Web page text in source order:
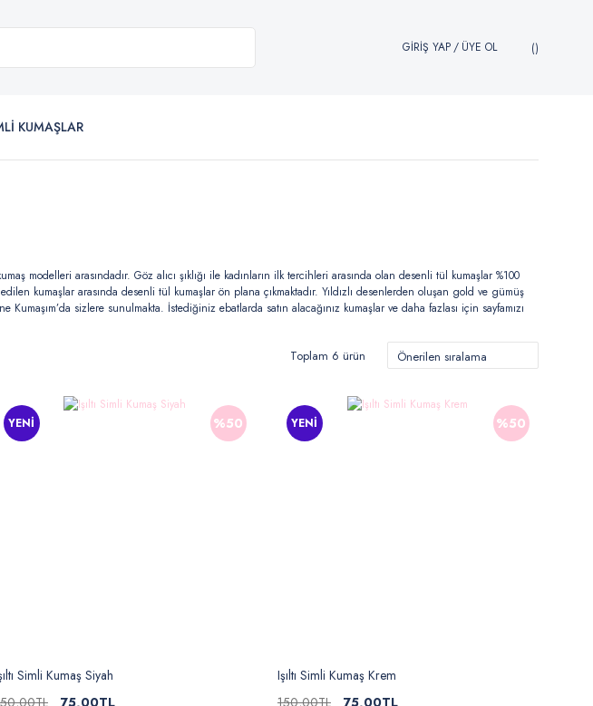
GİRİŞ YAP/ ÜYE OL
KUMAŞLAR
modelleri arasındadır. Göz alıcı şıklığı ile kadınların ilk tercihleri arasında olan desenli tül kumaşlar %100
kumaşlar arasında desenli tül kumaşlar ön plana çıkmaktadır. Yıldızlı desenlerden oluşan gold ve gümüş
sizlere sunulmakta. İstediğiniz ebatlarda satın alacağınız kumaşlar ve daha fazlası için sayfamızı
Toplam 6 ürün
%50
YENİ
Simli Kumaş Siyah
75,00TL
%50
YENİ
Işıltı Simli Kumaş Krem
150,00TL
75,00TL